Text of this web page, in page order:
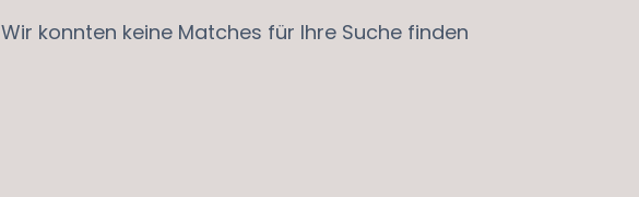
Wir konnten keine Matches für Ihre Suche finden